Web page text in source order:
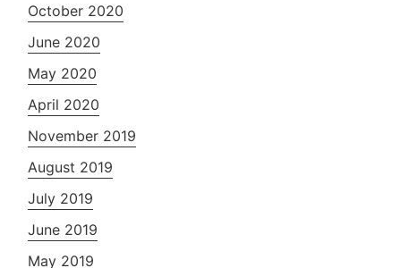
October 2020
June 2020
May 2020
April 2020
November 2019
August 2019
July 2019
June 2019
May 2019